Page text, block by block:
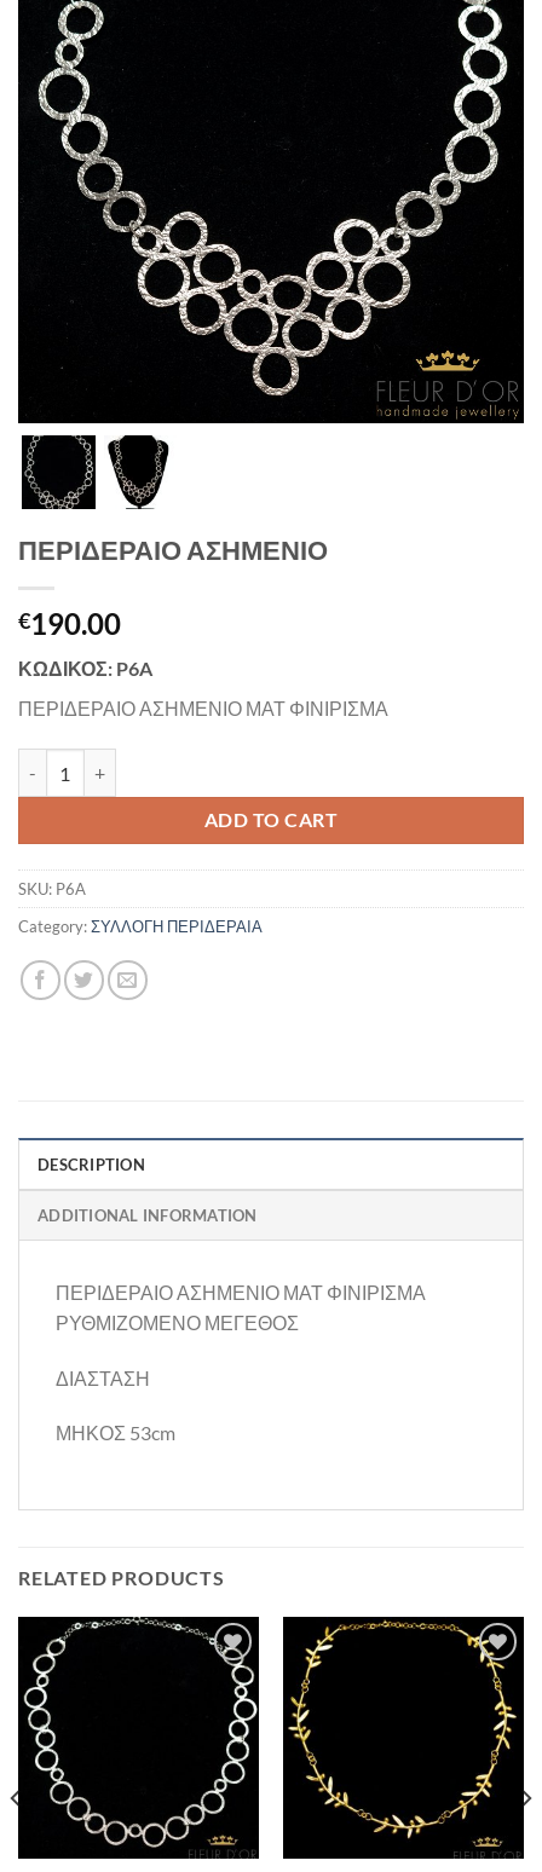
ΠΕΡΙΔΕΡΑΙΟ ΑΣΗΜΕΝΙΟ
€190.00
ΚΩΔΙΚΟΣ: P6A
ΠΕΡΙΔΕΡΑΙΟ ΑΣΗΜΕΝΙΟ ΜΑΤ ΦΙΝΙΡΙΣΜΑ
ADD TO CART
SKU: P6A
Category:ΣΥΛΛΟΓΗ ΠΕΡΙΔΕΡΑΙΑ
DESCRIPTION
ADDITIONAL INFORMATION
ΠΕΡΙΔΕΡΑΙΟ ΑΣΗΜΕΝΙΟ ΜΑΤ ΦΙΝΙΡΙΣΜΑ
ΡΥΘΜΙΖΟΜΕΝΟ ΜΕΓΕΘΟΣ
ΔΙΑΣΤΑΣΗ
ΜΗΚΟΣ 53cm
RELATED PRODUCTS
Προσθήκη
στη Λίστα
Επιθυμιών
Προσθήκη
στη Λίστα
Επιθυμιών